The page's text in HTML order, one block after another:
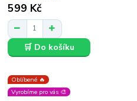
599 Kč
🛒 Do košíku
Oblíbené 🔥
Vyrobíme pro vás 🎨